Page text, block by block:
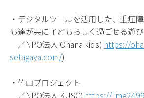
・デジタルツールを活用した、重症
も達が共に子どもらしく過ごせる遊
／NPO法人 Ohana kids( https://
setagaya.com/)
・竹山プロジェクト
／NPO法人 KUSC( https://